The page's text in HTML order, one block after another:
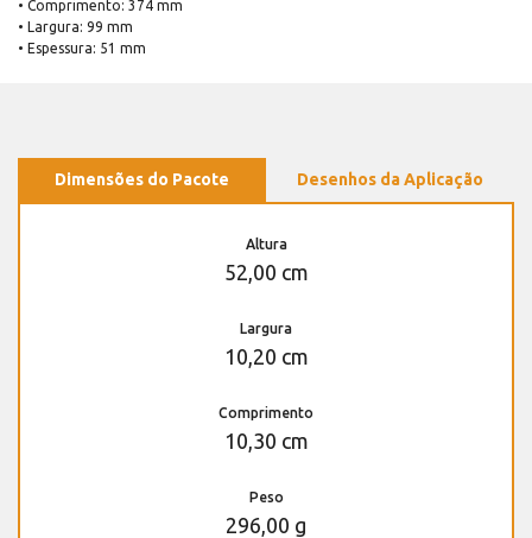
• Comprimento: 374 mm
• Largura: 99 mm
• Espessura: 51 mm
Dimensões do Pacote Desenhos da Aplicação
Altura
52,00 cm
Largura
10,20 cm
Comprimento
10,30 cm
Peso
296,00 g